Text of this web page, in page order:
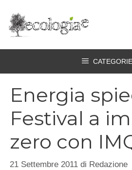
contenuto
Energia
Festival a
zero con
21 Settembre 2011 di Redazione